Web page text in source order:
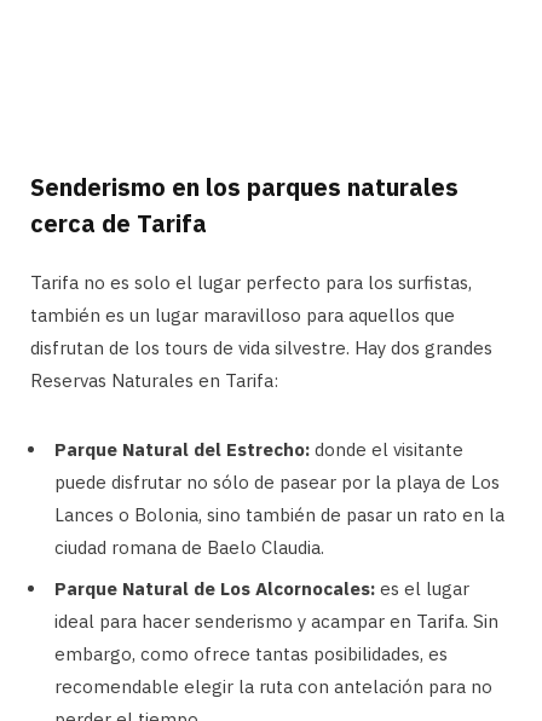
Senderismo en los parques naturales
cerca de Tarifa
Tarifa no es solo el lugar perfecto para los surfistas,
también es un lugar maravilloso para aquellos que
disfrutan de los tours de vida silvestre. Hay dos grandes
Reservas Naturales en Tarifa:
Parque Natural del Estrecho: donde el visitante
puede disfrutar no sólo de pasear por la playa de Los
Lances o Bolonia, sino también de pasar un rato en la
ciudad romana de Baelo Claudia.
Parque Natural de Los Alcornocales: es el lugar
ideal para hacer senderismo y acampar en Tarifa. Sin
embargo, como ofrece tantas posibilidades, es
recomendable elegir la ruta con antelación para no